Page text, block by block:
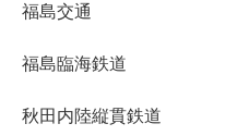
福島交通
福島臨海鉄道
秋田内陸縦貫鉄道